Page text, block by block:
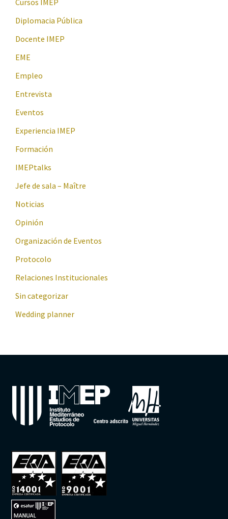
Diplomacia Pública
Docente IMEP
EME
Empleo
Entrevista
Eventos
Experiencia IMEP
Formación
IMEPtalks
Jefe de sala – Maître
Noticias
Opinión
Organización de Eventos
Protocolo
Relaciones Institucionales
Sin categorizar
Wedding planner